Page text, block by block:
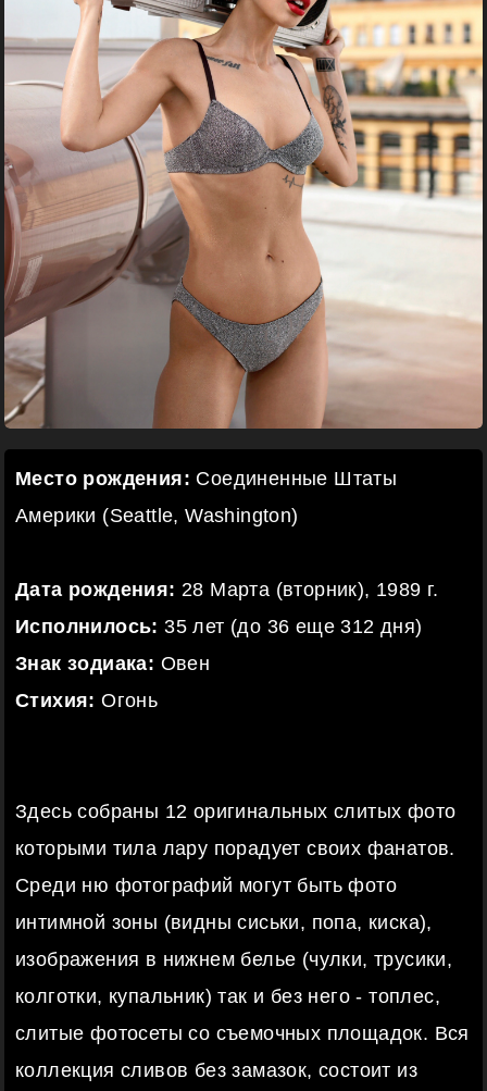
Место рождения: Соединенные Штаты
Америки (Seattle, Washington)
Дата рождения: 28 Марта (вторник), 1989 г.
Исполнилось: 35 лет (до 36 еще 312 дня)
Знак зодиака: Овен
Стихия: Огонь
Здесь собраны 12 оригинальных слитых фото
которыми тила лару порадует своих фанатов.
Среди ню фотографий могут быть фото
интимной зоны (видны сиськи, попа, киска),
изображения в нижнем белье (чулки, трусики,
колготки, купальник) так и без него - топлес,
слитые фотосеты со съемочных площадок. Вся
коллекция сливов без замазок, состоит из